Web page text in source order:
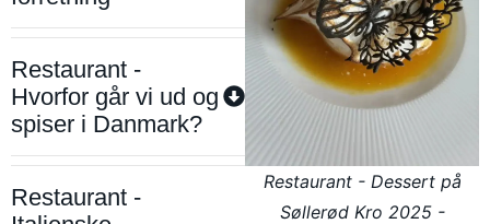
Restaurant -
Hvorfor går vi ud og
spiser i Danmark?
Restaurant -
Restaurant - Dessert på
Søllerød Kro 2025 -